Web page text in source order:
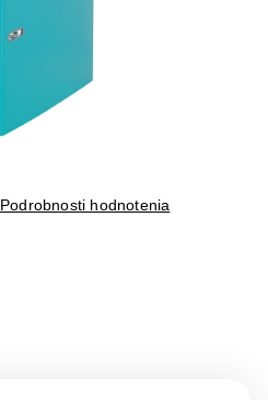
Podrobnosti hodnotenia